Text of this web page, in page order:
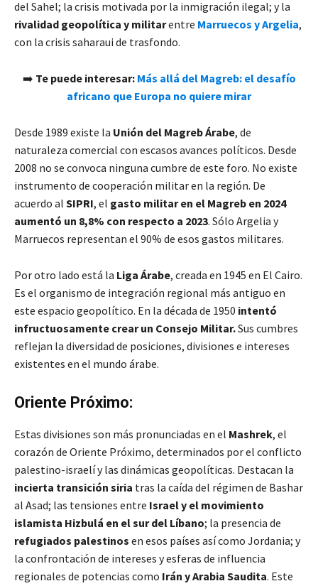
del Sahel; la crisis motivada por la inmigración ilegal; y la
rivalidad geopolítica y militarentre Marruecos y Argelia,
con la crisis saharaui de trasfondo.
➡️ Te puede interesar: Más allá del Magreb: el desafío
africano que Europa no quiere mirar
Desde 1989 existe la Unión del Magreb Árabe, de
naturaleza comercial con escasos avances políticos. Desde
2008 no se convoca ninguna cumbre de este foro. No existe
instrumento de cooperación militar en la región. De
acuerdo al SIPRI, el gasto militar en el Magreb en 2024
aumentó un 8,8% con respecto a 2023. Sólo Argelia y
Marruecos representan el 90% de esos gastos militares.
Por otro lado está la Liga Árabe, creada en 1945 en El Cairo.
Es el organismo de integración regional más antiguo en
este espacio geopolítico. En la década de 1950 intentó
infructuosamente crear un Consejo Militar.Sus cumbres
reflejan la diversidad de posiciones, divisiones e intereses
existentes en el mundo árabe.
Oriente Próximo:
Estas divisiones son más pronunciadas en el Mashrek, el
corazón de Oriente Próximo, determinados por el conflicto
palestino-israelí y las dinámicas geopolíticas. Destacan la
incierta transición siria tras la caída del régimen de Bashar
al Asad; las tensiones entre Israel y el movimiento
islamista Hizbulá en el sur del Líbano; la presencia de
refugiados palestinos en esos países así como Jordania; y
la confrontación de intereses y esferas de influencia
regionales de potencias como Irán y Arabia Saudita. Este